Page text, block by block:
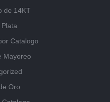
de 14KT
Catalogo
Mayoreo
Oro